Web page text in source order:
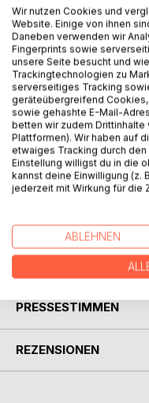
BESCHREIBUNG
Ich stoppe den
überwiegend nicht
Prozent Haus!
Das heutige nicht
unnatürlichste,
kostenintensivste und
in der Jahrtausende
Ich stelle das Bauen auf
Die Baurevolution, ist
PRESSESTIMMEN
REZENSIONEN
Wir nutzen Cookies und
Website. Einige von ihnen
Daneben verwenden wir
Fingerprints sowie
unsere Seite besucht und
Trackingtechnologien zu
serverseitiges Tracking
geräteübergreifend
sowie gehashte E-Mail-
betten wir zudem
Plattformen). Wir haben auf
etwaiges Tracking durch
Einstellung willigst du in die
kannst deine Einwilligung (z.
jederzeit mit Wirkung für die
ABLEHNEN